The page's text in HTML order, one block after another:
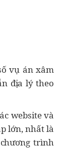
vụ án xâm
địa lý theo
website và
lớn, nhất là
trình